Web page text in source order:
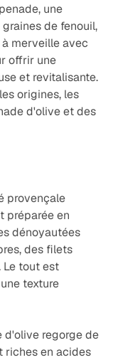
une
de fenouil,
merveille avec
offrir une
et revitalisante.
origines, les
d'olive et des
provençale
préparée en
dénoyautées
des filets
Le tout est
texture
d'olive regorge de
riches en acides